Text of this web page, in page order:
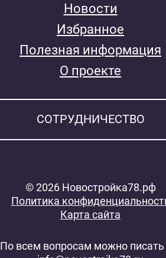
Новости
Избранное
Полезная информация
О проекте
СОТРУДНИЧЕСТВО
© 2026 Новостройка78.рф
Политика
Карта сайта
По всем вопросам можно писать